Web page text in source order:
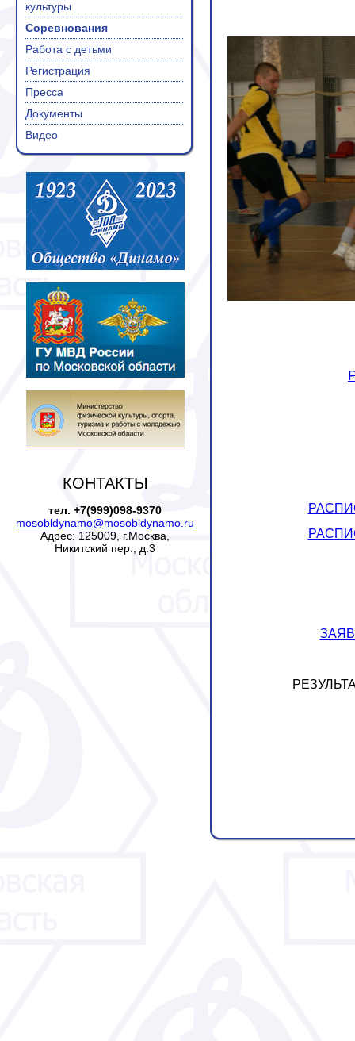
культуры
Соревнования
Работа с детьми
Регистрация
Пресса
Документы
Видео
КОНТАКТЫ
тел. +7(999)098-9370
mosobldynamo@mosobldynamo.ru
Адрес: 125009, г.Москва,
Никитский пер., д.3